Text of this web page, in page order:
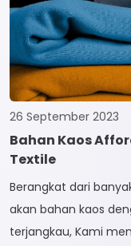
dua jenis […]
26 September 2023
Bahan Kaos
Textile
Berangkat dari
akan bahan kaos
terjangkau, Kami